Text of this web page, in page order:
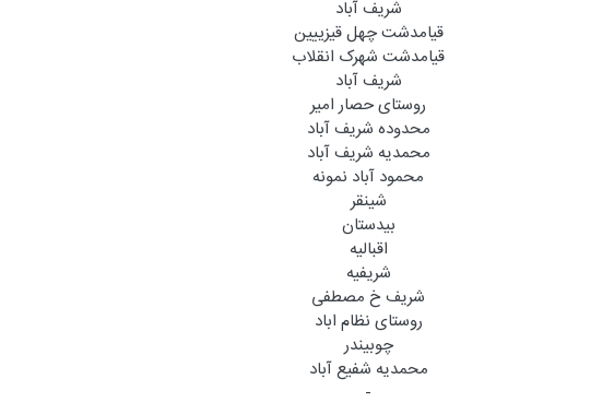
شریف آباد
قیامدشت چهل قیزییین
قیامدشت شهرک انقلاب
شریف آباد
روستای حصار امیر
محدوده شریف آباد
محمدیه شریف آباد
محمود آباد نمونه
شینقر
بیدستان
اقبالیه
شریفیه
شریف خ مصطفی
روستای نظام اباد
چوبیندر
محمدیه شفیع آباد
-